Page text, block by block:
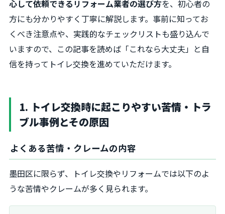
心して依頼できるリフォーム業者の選び方を、初心者の
方にも分かりやすく丁寧に解説します。事前に知ってお
くべき注意点や、実践的なチェックリストも盛り込んで
いますので、この記事を読めば「これなら大丈夫」と自
信を持ってトイレ交換を進めていただけます。
1. トイレ交換時に起こりやすい苦情・トラ
ブル事例とその原因
よくある苦情・クレームの内容
墨田区に限らず、トイレ交換やリフォームでは以下のよ
うな苦情やクレームが多く見られます。